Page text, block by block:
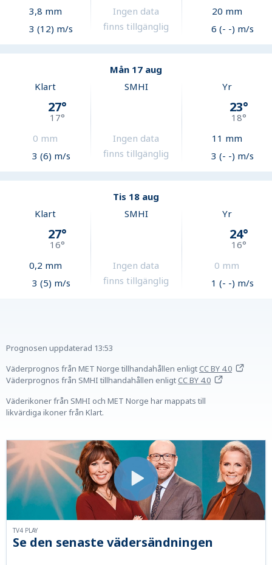
3,8 mm
3 (12) m/s
Ingen data
finns tillgänglig
20 mm
6 (- -) m/s
Mån 17 aug
Klart
27°
17°
0 mm
3 (6) m/s
SMHI
Ingen data
finns tillgänglig
Yr
23°
18°
11 mm
3 (- -) m/s
Tis 18 aug
Klart
27°
16°
0,2 mm
3 (5) m/s
SMHI
Ingen data
finns tillgänglig
Yr
24°
16°
0 mm
1 (- -) m/s
Prognosen uppdaterad 13:53
Väderprognos från MET Norge tillhandahållen enligtCC BY 4.0
Väderprognos från SMHI tillhandahållen enligtCC BY 4.0
Väderikoner från SMHI och MET Norge har mappats till
likvärdiga ikoner från Klart.
Se den senaste vädersändningen
TV4 PLAY